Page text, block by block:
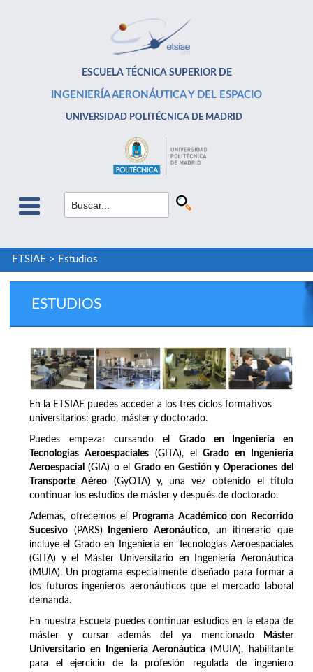
ESCUELA TÉCNICA SUPERIOR DE
INGENIERÍA AERONÁUTICA Y DEL ESPACIO
UNIVERSIDAD POLITÉCNICA DE MADRID
ETSIAE > Estudios
ESTUDIOS
En la ETSIAE puedes acceder a los tres ciclos formativos
universitarios: grado, máster y doctorado.
Puedes empezar cursando el Grado en Ingeniería en
Tecnologías Aeroespaciales(GITA), elGrado en Ingeniería
Aeroespacial (GIA) o elGrado en Gestión y Operaciones del
Transporte Aéreo (GyOTA) y, una vez obtenido el título
continuar los estudios de máster y después de doctorado.
Además, ofrecemos el
Programa Académico con Recorrido
Sucesivo (PARS) Ingeniero Aeronáutico, un itinerario que
incluye el Grado en Ingeniería en Tecnologías Aeroespaciales
(GITA) y el Máster Universitario en Ingeniería Aeronáutica
(MUIA). Un programa especialmente diseñado para formar a
los futuros ingenieros aeronáuticos que el mercado laboral
demanda.
En nuestra Escuela puedes continuar estudios en la etapa de
máster y cursar además del ya mencionado
Máster
Universitario en Ingeniería Aeronáutica(MUIA), habilitante
para el ejercicio de la profesión regulada de ingeniero